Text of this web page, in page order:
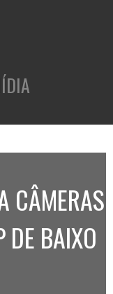
CÂMERAS
DE BAIXO